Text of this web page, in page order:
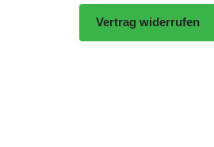
Vertrag widerrufen